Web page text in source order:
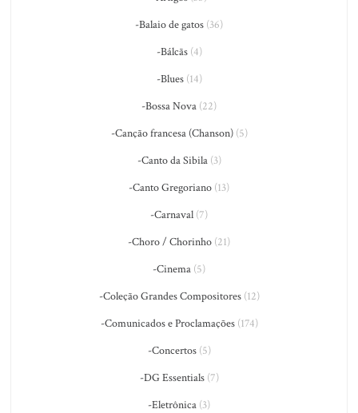
-Balaio de gatos (36)
-Bálcãs(4)
-Blues(14)
-Bossa Nova (22)
-Canção francesa (Chanson)(5)
-Canto da Sibila(3)
-Canto Gregoriano (13)
-Carnaval (7)
-Choro / Chorinho (21)
-Cinema (5)
-Coleção Grandes Compositores(12)
-Comunicados e Proclamações(174)
-Concertos(5)
-DG Essentials(7)
-Eletrônica (3)